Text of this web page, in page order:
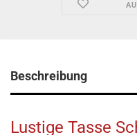
Beschreibung
Lustige Tasse